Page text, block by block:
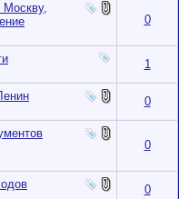
Москву,
0
1
0
0
0